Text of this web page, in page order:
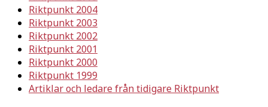
Riktpunkt 2004
Riktpunkt 2003
Riktpunkt 2002
Riktpunkt 2001
Riktpunkt 2000
Riktpunkt 1999
Artiklar och ledare från tidigare Riktpunkt